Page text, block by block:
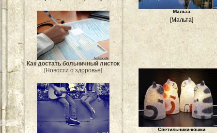
Как достать больничный листок
[Новости о здоровье]
Мальта
[Мальта]
Светильники-кошки